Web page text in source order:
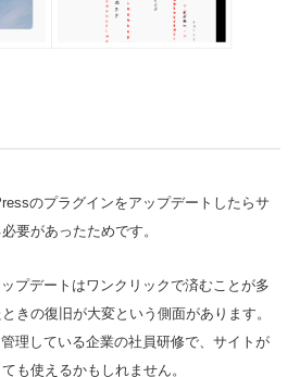
のプラグインをアップデートしたらサ
要があったためです。
プデートはワンクリックで済むことが多
きの復旧が大変という側面があります。
理している企業の社員研修で、サイトが
も使えるかもしれません。